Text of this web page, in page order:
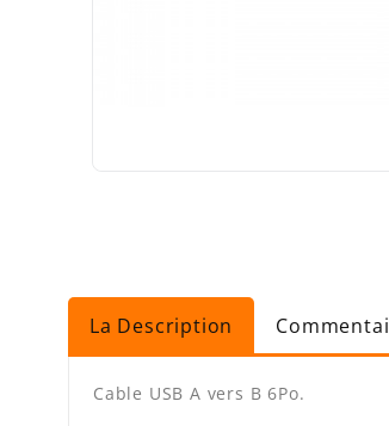
La Description
Cable USB A vers B 6Po.